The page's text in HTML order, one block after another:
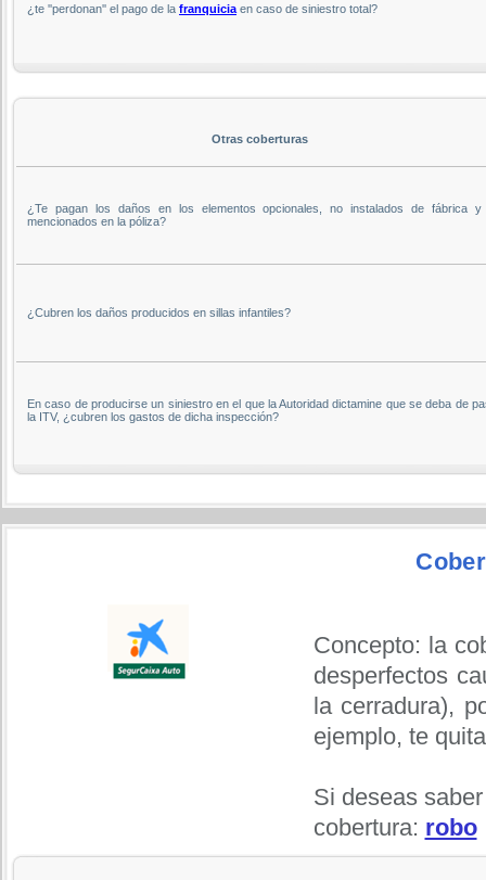
¿te ''perdonan'' el pago de la franquicia en caso de siniestro total?
Otras coberturas
¿Te pagan los daños en los elementos opcionales, no instalados de fábrica y
mencionados en la póliza?
¿Cubren los daños producidos en sillas infantiles?
En caso de producirse un siniestro en el que la Autoridad dictamine que se deba de
la ITV, ¿cubren los gastos de dicha inspección?
Concepto: la
desperfectos
la cerradura),
ejemplo, te
Si deseas
cobertura: robo